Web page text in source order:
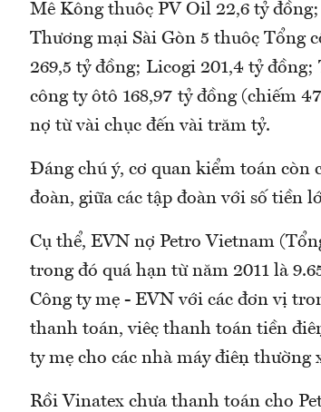
Mê Kông thuộc PV Oil 22,6 tỷ
Thương mại Sài Gòn 5 thuộc Tổng
269,5 tỷ đồng; Licogi 201,4 tỷ
công ty ôtô 168,97 tỷ đồng (chiếm
nợ từ vài chục đến vài trăm tỷ.
Đáng chú ý, cơ quan kiểm toán
đoàn, giữa các tập đoàn với số tiền
Cụ thể, EVN nợ Petro Vietnam
trong đó quá hạn từ năm 2011 là
Công ty mẹ - EVN với các đơn vị
thanh toán, việc thanh toán tiền
ty mẹ cho các nhà máy điện thường
Rồi Vinatex chưa thanh toán cho